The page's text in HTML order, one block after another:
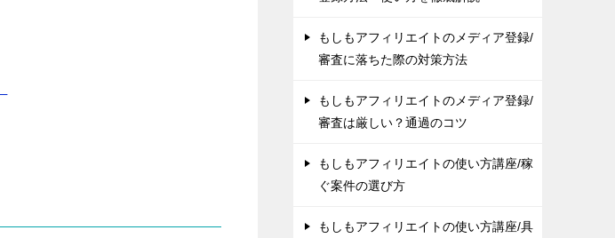
もしもアフィリエイトのメディア登録/
審査に落ちた際の対策方法
もしもアフィリエイトのメディア登録/
審査は厳しい？通過のコツ
もしもアフィリエイトの使い方講座/稼
ぐ案件の選び方
もしもアフィリエイトの使い方講座/具